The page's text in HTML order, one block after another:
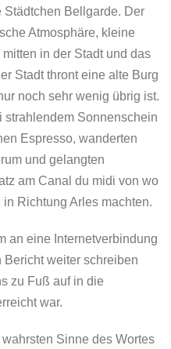
Bellgarde. Der
Atmosphäre, kleine
in der Stadt und das
Stadt thront eine alte Burg
noch sehr wenig übrig ist.
strahlendem Sonnenschein
Espresso, wanderten
und gelangten
am Canal du midi von wo
Richtung Arles machten.
an eine Internetverbindung
Bericht weiter schreiben
zu Fuß auf in die
war.
Sinne des Wortes